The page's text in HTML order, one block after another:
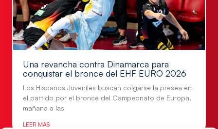
Una revancha contra Dinamarca para
conquistar el bronce del EHF EURO 2026
Los Hispanos Juveniles buscan colgarse la presea en
el partido por el bronce del Campeonato de Europa,
mañana a las
LEER MÁS